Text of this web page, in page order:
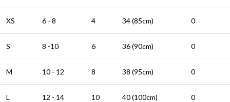
XS 6 - 8 4 34 (85cm) 0
S 8 -10 6 36 (90cm) 0
M 10 - 12 8 38 (95cm) 0
L 12 - 14 10 40 (100cm) 0